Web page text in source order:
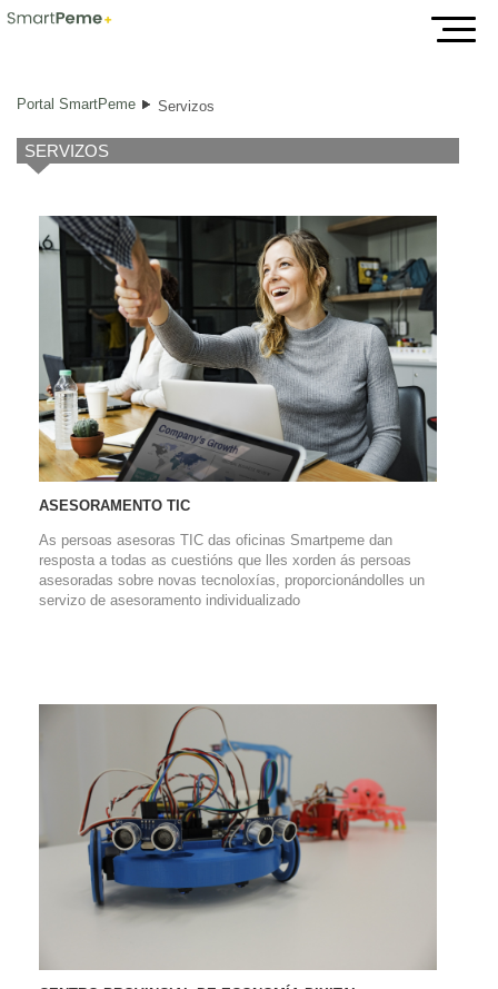
Servizos
Portal SmartPeme Servizos
SERVIZOS
ASESORAMENTO TIC
As persoas asesoras TIC das oficinas Smartpeme dan
resposta a todas as cuestións que lles xorden ás persoas
asesoradas sobre novas tecnoloxías, proporcionándolles un
servizo de asesoramento individualizado